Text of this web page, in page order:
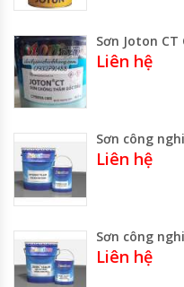
Sơn Joton CT
Liên hệ
Sơn công
Liên hệ
Sơn công
Liên hệ